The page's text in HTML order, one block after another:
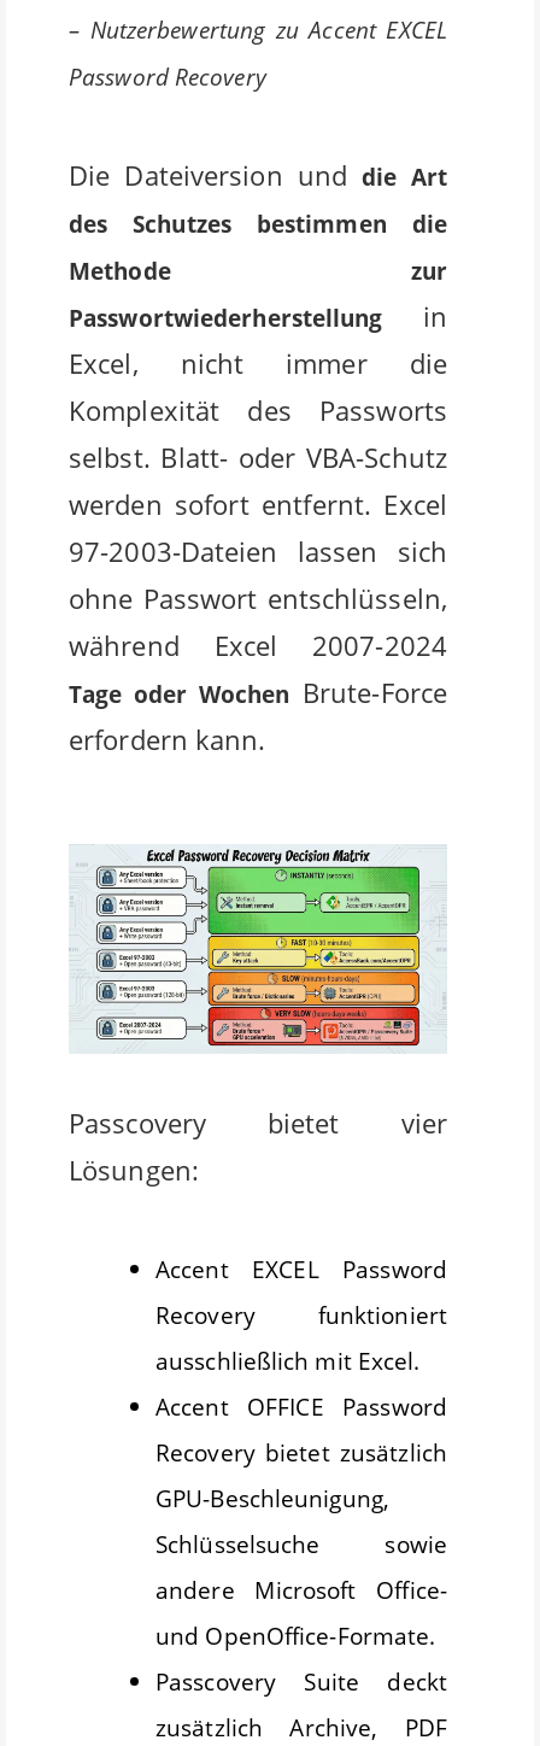
– Nutzerbewertung zu Accent EXCEL
Password Recovery
Die Dateiversion unddie Art
des Schutzes bestimmen die
Methode zur
Passwortwiederherstellung in
Excel, nicht immer die
Komplexität des Passworts
selbst. Blatt- oder VBA-Schutz
werden sofort entfernt. Excel
97-2003-Dateien lassen sich
ohne Passwort entschlüsseln,
während Excel 2007-2024
Tage oder Wochen Brute-Force
erfordern kann.
Passcovery bietet vier
Lösungen:
Accent EXCEL Password
Recovery funktioniert
ausschließlich mit Excel.
Accent OFFICE Password
Recovery bietet zusätzlich
GPU-Beschleunigung,
Schlüsselsuche sowie
andere Microsoft Office-
und OpenOffice-Formate.
Passcovery Suite deckt
zusätzlich Archive, PDF